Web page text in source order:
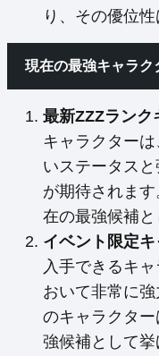
り、その優位
現在の最強キャラク
最新ZZZランク
キャラクター
いステータス
が期待されま
在の最強候補と
イベント限定
入手できるキ
おいて非常に
のキャラクタ
強候補として挙